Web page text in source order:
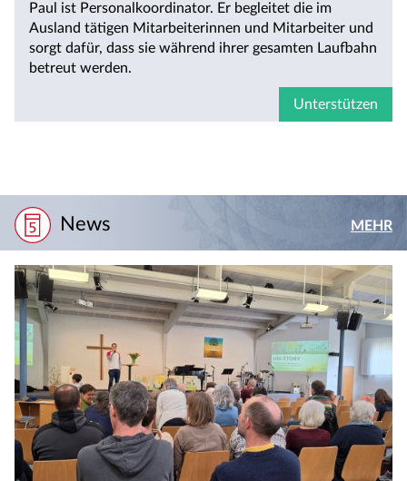
Paul ist Personalkoordinator. Er begleitet die im
Ausland tätigen Mitarbeiterinnen und Mitarbeiter und
sorgt dafür, dass sie während ihrer gesamten Laufbahn
betreut werden.
Unterstützen
News MEHR